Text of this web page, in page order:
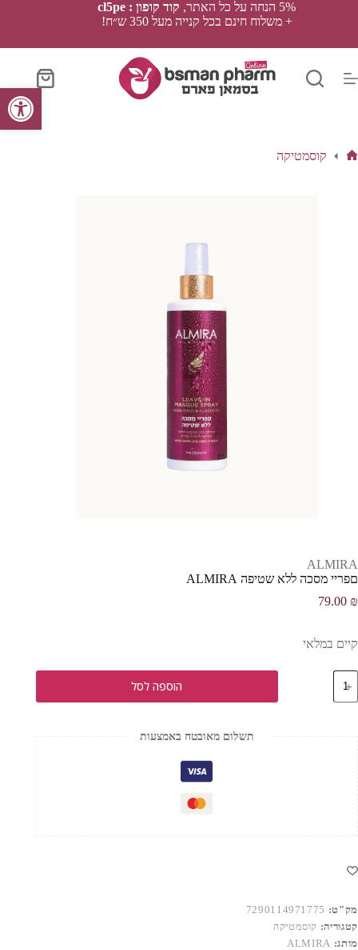
פתח סרגל נגישות
5% הנחה על כל האתר,
קוד קופון : cl5pe
+ משלוח חינם בכל קנייה מעל 350 ש״ח!
סל
הקניות
קוסמטיקה
ALMIRA
םפריי מסכה ללא שטיפה ALMIRA
79.00 ₪
קיים במלאי
כמות
של
םפריי
הוספה לסל
תשלום מאובטח באמצעות
מק"ט: 7290114971775
קטגוריה: קוסמטיקה
מותג: ALMIRA